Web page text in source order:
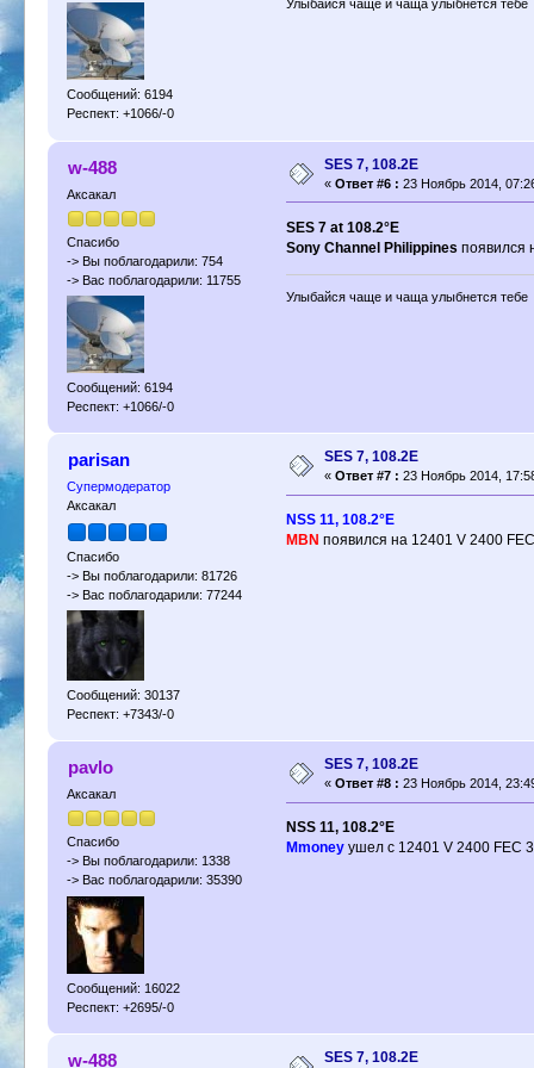
Сообщений: 6194
Респект: +1066/-0
Улыбайся чаще и чаща улыбнется тебе
w-488
Аксакал
Спасибо
-> Вы поблагодарили: 754
-> Вас поблагодарили: 11755
Сообщений: 6194
Респект: +1066/-0
SES 7, 108.2E
«Ответ #6 : 23 Ноябрь 2014,
SES 7 at 108.2°E
Sony Channel Philippines появился
Улыбайся чаще и чаща улыбнется тебе
parisan
Супермодератор
Аксакал
Спасибо
-> Вы поблагодарили: 81726
-> Вас поблагодарили: 77244
Сообщений: 30137
Респект: +7343/-0
SES 7, 108.2E
«Ответ #7 : 23 Ноябрь 2014,
NSS 11, 108.2°E
MBN появился на 12401 V 2400
pavlo
Аксакал
Спасибо
-> Вы поблагодарили: 1338
-> Вас поблагодарили: 35390
Сообщений: 16022
Респект: +2695/-0
SES 7, 108.2E
«Ответ #8 : 23 Ноябрь 2014,
NSS 11, 108.2°E
Mmoneyушел с 12401 V 2400 FEC
w-488 SES 7, 108.2E